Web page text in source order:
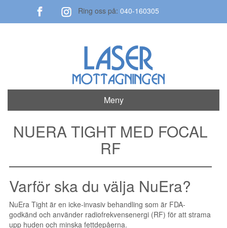
Ring oss på:040-160305
Meny
NUERA TIGHT MED FOCAL
RF
Varför ska du välja NuEra?
NuEra Tight är en icke-invasiv behandling som är FDA-
godkänd och använder radiofrekvensenergi (RF) för att strama
upp huden och minska fettdepåerna.